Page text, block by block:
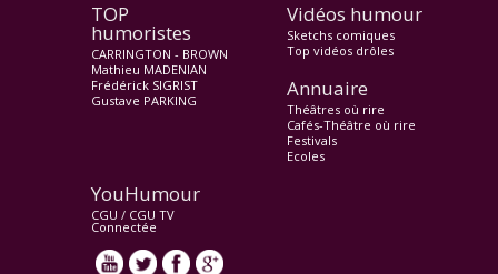
TOP
humoristes
CARRINGTON - BROWN
Mathieu MADENIAN
Frédérick SIGRIST
Gustave PARKING
Vidéos humour
Sketchs comiques
Top vidéos drôles
Annuaire
Théâtres où rire
Cafés-Théâtre où rire
Festivals
Ecoles
YouHumour
CGU / CGU TV
Connectée